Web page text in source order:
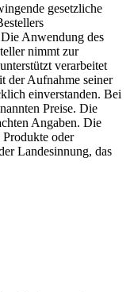
gesetzliche
Anwendung des
nimmt zur
verarbeitet
der Aufnahme seiner
einverstanden. Bei
Preise. Die
Angaben. Die
oder
Landesinnung, das